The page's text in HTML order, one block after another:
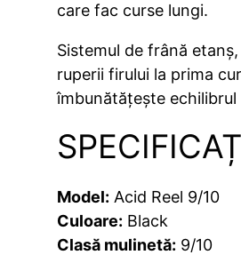
care fac curse lungi.
Sistemul de frână
ruperii firului la prima
îmbunătățește
Model: Acid Reel 9/10
Culoare: Black
Clasă mulinetă: 9/10